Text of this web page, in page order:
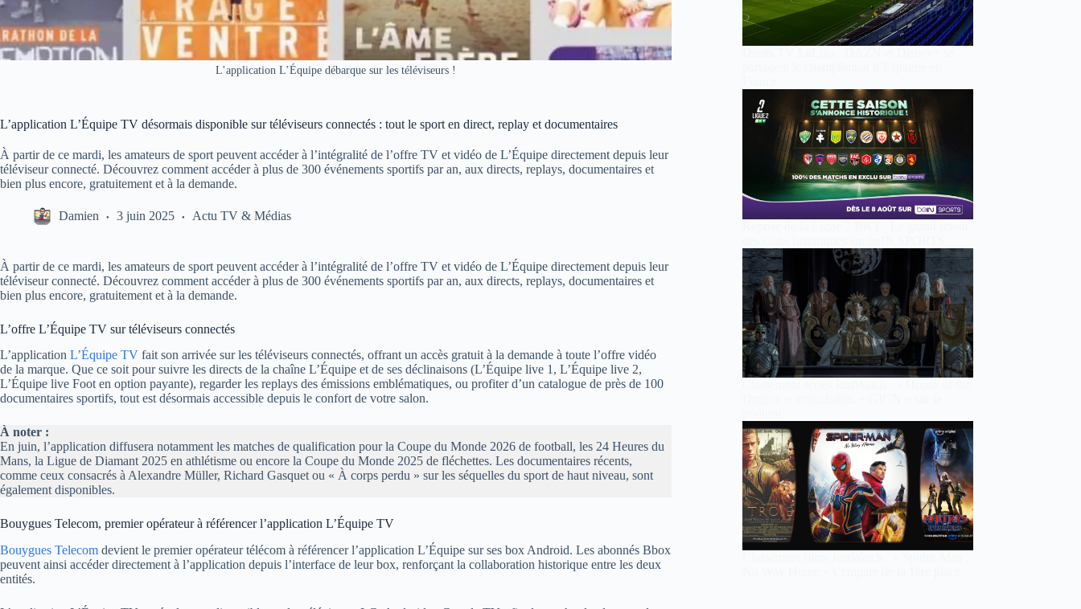
L’application L’Équipe débarque sur les téléviseurs !
L’application L’Équipe TV désormais disponible sur téléviseurs connectés : tout le sport en direct, replay et documentaires
À partir de ce mardi, les amateurs de sport peuvent accéder à l’intégralité de l’offre TV et vidéo de L’Équipe directement depuis leur
téléviseur connecté. Découvrez comment accéder à plus de 300 événements sportifs par an, aux directs, replays, documentaires et
bien plus encore, gratuitement et à la demande.
Damien 3 juin 2025 Actu TV & Médias
À partir de ce mardi, les amateurs de sport peuvent accéder à l’intégralité de l’offre TV et vidéo de L’Équipe directement depuis leur
téléviseur connecté. Découvrez comment accéder à plus de 300 événements sportifs par an, aux directs, replays, documentaires et
bien plus encore, gratuitement et à la demande.
L’offre L’Équipe TV sur téléviseurs connectés
L’application L’Équipe TV fait son arrivée sur les téléviseurs connectés, offrant un accès gratuit à la demande à toute l’offre vidéo
de la marque. Que ce soit pour suivre les directs de la chaîne L’Équipe et de ses déclinaisons (L’Équipe live 1, L’Équipe live 2,
L’Équipe live Foot en option payante), regarder les replays des émissions emblématiques, ou profiter d’un catalogue de près de 100
documentaires sportifs, tout est désormais accessible depuis le confort de votre salon.
À noter :
En juin, l’application diffusera notamment les matches de qualification pour la Coupe du Monde 2026 de football, les 24 Heures du
Mans, la Ligue de Diamant 2025 en athlétisme ou encore la Coupe du Monde 2025 de fléchettes. Les documentaires récents,
comme ceux consacrés à Alexandre Müller, Richard Gasquet ou « À corps perdu » sur les séquelles du sport de haut niveau, sont
également disponibles.
Bouygues Telecom, premier opérateur à référencer l’application L’Équipe TV
Bouygues Telecom devient le premier opérateur télécom à référencer l’application L’Équipe sur ses box Android. Les abonnés Bbox
peuvent ainsi accéder directement à l’application depuis l’interface de leur box, renforçant la collaboration historique entre les deux
entités.